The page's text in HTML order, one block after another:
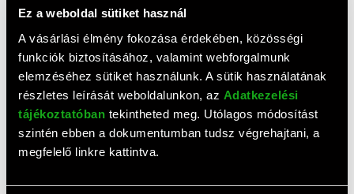
Ez a weboldal sütiket használ
A vásárlási élmény fokozása érdekében, közösségi
funkciók biztosításához, valamint webforgalmunk
elemzéséhez sütiket használunk. A sütik használatának
részletes leírását weboldalunkon, az Adatkezelési
tájékoztatóban tekintheted meg. Utólagos módosítást
szintén ebben a dokumentumban tudsz végrehajtani, a
megfelelő linkre kattintva.
AJÁNLAT
Remington XR1500